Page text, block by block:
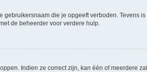
gebruikersnaam die je opgeeft verboden.
de beheerder voor verdere hulp.
Indien ze correct zijn, kan één of meerdere